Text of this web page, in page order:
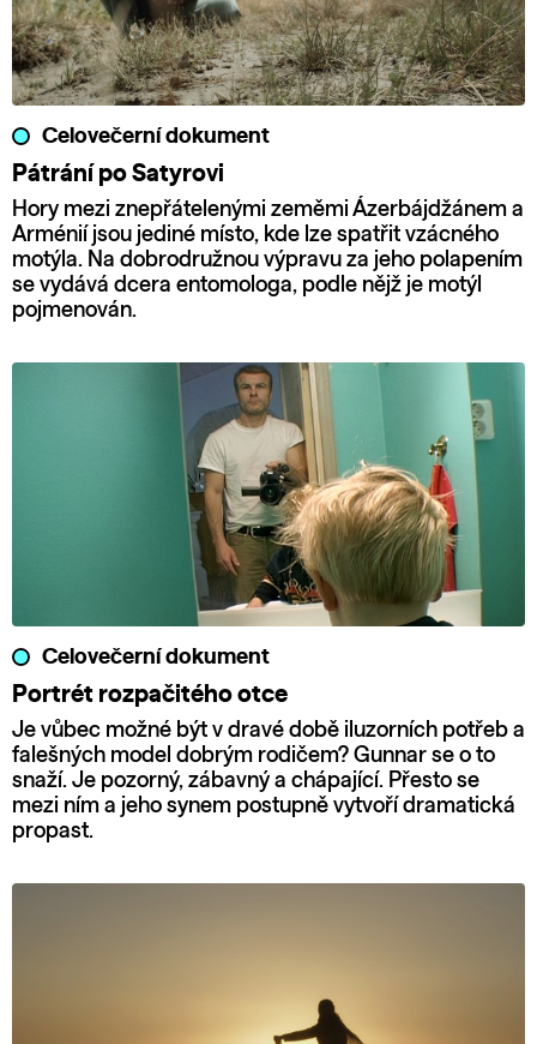
Celovečerní dokument
Pátrání po Satyrovi
Hory mezi znepřátelenými zeměmi Ázerbájdžánem a
Arménií jsou jediné místo, kde lze spatřit vzácného
motýla. Na dobrodružnou výpravu za jeho polapením
se vydává dcera entomologa, podle nějž je motýl
pojmenován.
Celovečerní dokument
Portrét rozpačitého otce
Je vůbec možné být v dravé době iluzorních potřeb a
falešných model dobrým rodičem? Gunnar se o to
snaží. Je pozorný, zábavný a chápající. Přesto se
mezi ním a jeho synem postupně vytvoří dramatická
propast.